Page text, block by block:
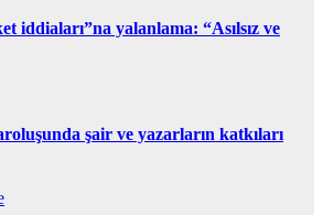
iddiaları”na yalanlama: “Asılsız ve
şair ve yazarların katkıları